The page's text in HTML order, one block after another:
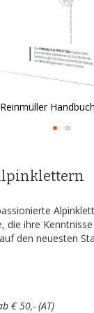
die ihre
den neuesten
€ 50,- (AT)